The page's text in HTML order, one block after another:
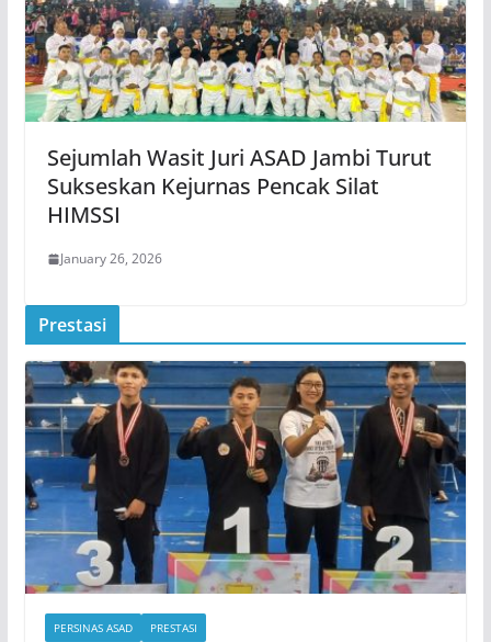
Sejumlah Wasit Juri ASAD Jambi Turut
Sukseskan Kejurnas Pencak Silat
HIMSSI
January 26, 2026
Prestasi
PERSINAS ASAD PRESTASI